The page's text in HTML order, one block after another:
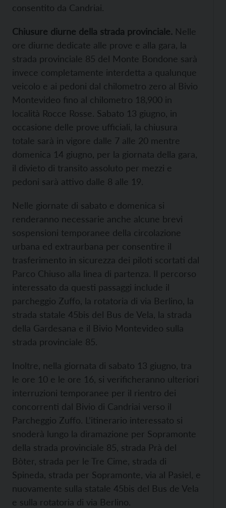
consentito da Candriai.
Chiusure diurne della strada provinciale. Nelle
ore diurne dedicate alle prove e alla gara, la
strada provinciale 85 del Monte Bondone sarà
invece completamente interdetta a qualunque
veicolo e ai pedoni dal chilometro zero al Bivio
Montevideo fino al chilometro 18,900 in
località Rocce Rosse. Sabato 13 giugno, in
occasione delle prove ufficiali, la chiusura
totale sarà in vigore dalle 7 alle 20 mentre
domenica 14 giugno, per la giornata della gara,
il divieto di transito assoluto per mezzi e
pedoni sarà attivo dalle 8 alle 19.
Nelle giornate di sabato e domenica si
renderanno necessarie anche alcune brevi
sospensioni temporanee della circolazione
urbana ed extraurbana per consentire il
trasferimento in sicurezza dei piloti scortati dal
Parco Chiuso alla linea di partenza. Il percorso
interessato da questi passaggi include il
parcheggio Zuffo, la rotatoria di via Berlino, la
strada statale 45bis del Bus de Vela, la strada
della Gardesana e il Bivio Montevideo sulla
strada provinciale 85.
Inoltre, nella giornata di sabato 13 giugno, tra
le ore 10 e le ore 16, si verificheranno ulteriori
interruzioni temporanee per il rientro dei
concorrenti dal Bivio di Candriai verso il
Parcheggio Zuffo. L’itinerario interessato si
snoderà lungo la diramazione per Sopramonte
della strada provinciale 85, strada Prà del
Bòter, strada per le Tre Cime, strada di
Spineda, strada per Sopramonte, via al Pasiel, e
nuovamente sulla statale 45bis del Bus de Vela
e sulla rotatoria di via Berlino.